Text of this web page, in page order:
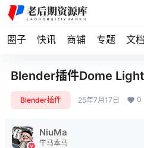
圈子 快讯 商铺 专题 文档
Blender插件Dome
Blender插件 25年7月17日 0
NiuMa
牛马本马